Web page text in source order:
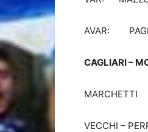
AVAR:
CAGLIARI –
MARCHETTI
VECCHI –